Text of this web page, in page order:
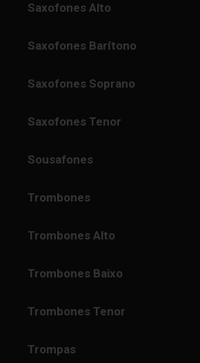
Saxofones Alto
Saxofones Barítono
Saxofones Soprano
Saxofones Tenor
Sousafones
Trombones
Trombones Alto
Trombones Baixo
Trombones Tenor
Trompas